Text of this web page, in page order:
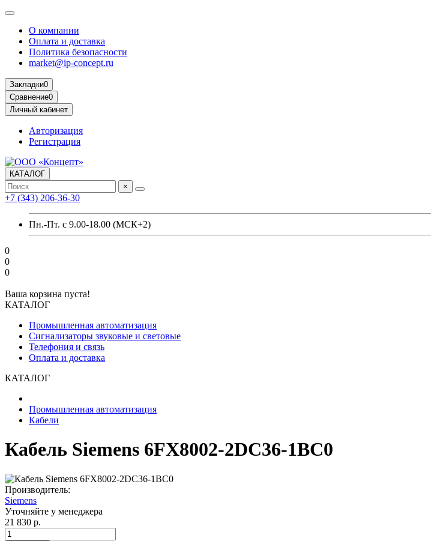
О компании
Оплата и доставка
Политика безопасности
market@ip-concept.ru
Закладки0
Сравнение0
Личный кабинет
Авторизация
Регистрация
КАТАЛОГ
×
+7 (343) 206-36-30
Пн.-Пт. с 9.00-18.00 (МСК+2)
0
0
0
Ваша корзина пуста!
КАТАЛОГ
Промышленная автоматизация
Сигнализаторы звуковые и световые
Телефония и связь
Оплата и доставка
КАТАЛОГ
Промышленная автоматизация
Кабели
Кабель Siemens 6FX8002-2DC36-1BC0
Производитель:
Siemens
Уточняйте у менеджера
21 830 р.